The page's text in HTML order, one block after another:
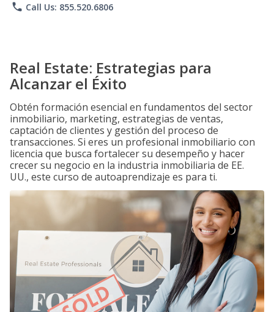
phone Call Us: 855.520.6806
Real Estate: Estrategias para
Alcanzar el Éxito
Obtén formación esencial en fundamentos del sector
inmobiliario, marketing, estrategias de ventas,
captación de clientes y gestión del proceso de
transacciones. Si eres un profesional inmobiliario con
licencia que busca fortalecer su desempeño y hacer
crecer su negocio en la industria inmobiliaria de EE.
UU., este curso de autoaprendizaje es para ti.